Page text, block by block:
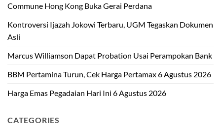
Commune Hong Kong Buka Gerai Perdana
Kontroversi Ijazah Jokowi Terbaru, UGM Tegaskan Dokumen
Asli
Marcus Williamson Dapat Probation Usai Perampokan Bank
BBM Pertamina Turun, Cek Harga Pertamax 6 Agustus 2026
Harga Emas Pegadaian Hari Ini 6 Agustus 2026
CATEGORIES